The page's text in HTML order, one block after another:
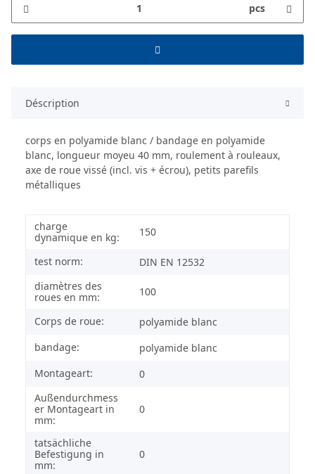
pcs
Déscription
corps en polyamide blanc / bandage en polyamide
blanc, longueur moyeu 40 mm, roulement à rouleaux,
axe de roue vissé (incl. vis + écrou), petits parefils
métalliques
charge
dynamique en kg:
150
test norm:
DIN EN 12532
diamètres des
roues en mm:
100
Corps de roue:
polyamide blanc
bandage:
polyamide blanc
Montageart:
0
Außendurchmess
er Montageart in
mm:
0
tatsächliche
Befestigung in
mm:
0